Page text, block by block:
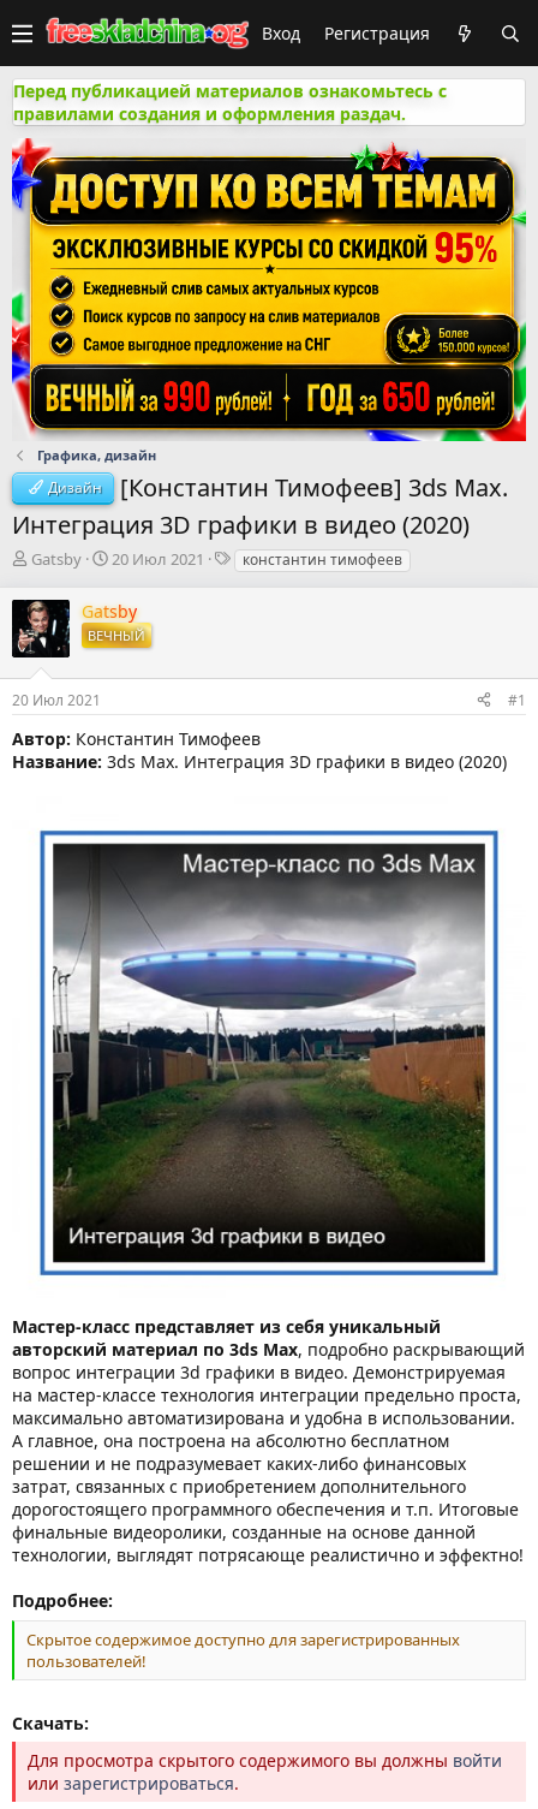
Вход Регистрация
Перед публикацией материалов ознакомьтесь с
правилами создания и оформления раздач.
Графика, дизайн
Дизайн
[Константин Тимофеев] 3ds Max.
Интеграция 3D графики в видео (2020)
А
т
о
р
м
ы
Gatsby
Д
т
а
н
а
л
а
20 Июл 2021
Тконстантин тимофеев
Gatsby
ВЕЧНЫЙ
20 Июл 2021 #1
Автор: Константин Тимофеев
Название: 3ds Max. Интеграция 3D графики в видео (2020)
Мастер-класс представляет из себя уникальный
авторский материал по 3ds Max, подробно раскрывающий
вопрос интеграции 3d графики в видео. Демонстрируемая
на мастер-классе технология интеграции предельно проста,
максимально автоматизирована и удобна в использовании.
А главное, она построена на абсолютно бесплатном
решении и не подразумевает каких-либо финансовых
затрат, связанных с приобретением дополнительного
дорогостоящего программного обеспечения и т.п. Итоговые
финальные видеоролики, созданные на основе данной
технологии, выглядят потрясающе реалистично и эффектно!
Подробнее:
Скрытое содержимое доступно для зарегистрированных
пользователей!
Скачать:
Для просмотра скрытого содержимого вы должны войти
или зарегистрироваться.